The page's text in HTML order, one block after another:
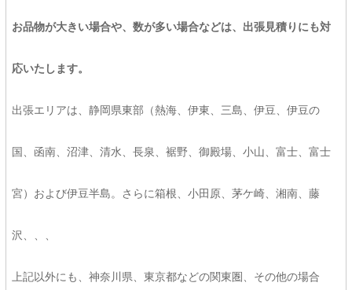
お品物が大きい場合や、数が多い場合などは、出張見積りにも対
応いたします。
出張エリアは、静岡県東部（熱海、伊東、三島、伊豆、伊豆の
国、函南、沼津、清水、長泉、裾野、御殿場、小山、富士、富士
宮）および伊豆半島。さらに箱根、小田原、茅ケ崎、湘南、藤
沢、、、
上記以外にも、神奈川県、東京都などの関東圏、その他の場合